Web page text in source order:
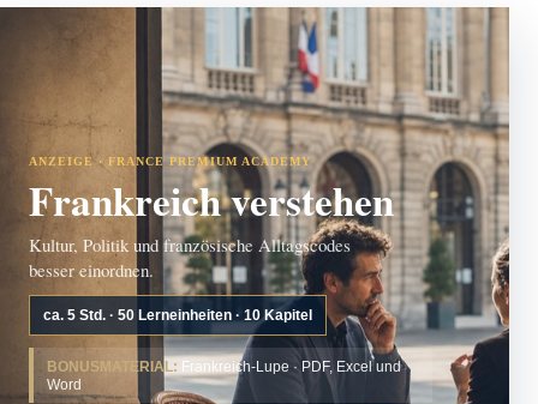
ANZEIGE · FRANCE PREMIUM ACADEMY
Frankreich verstehen
Kultur, Politik und französische Alltagscodes
besser einordnen.
ca. 5 Std. · 50 Lerneinheiten · 10 Kapitel
BONUSMATERIAL: Frankreich-Lupe · PDF, Excel und
Word